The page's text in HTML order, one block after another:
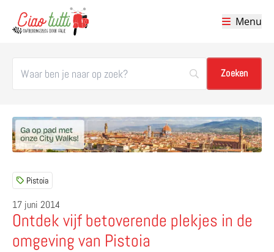
Menu
Pistoia
17 juni 2014
Ontdek vijf betoverende plekjes in de
omgeving van Pistoia